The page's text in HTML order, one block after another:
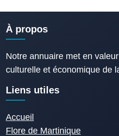
À propos
Notre annuaire met en
culturelle et économique de
Liens utiles
Accueil
Flore de Martinique